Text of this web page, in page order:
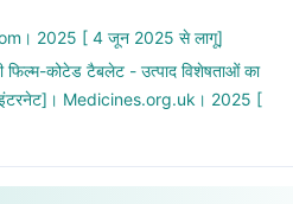
2025 [ 4 जून 2025 से लागू]
फिल्म-कोटेड टैबलेट - उत्पाद विशेषताओं का
[इंटरनेट]। Medicines.org.uk। 2025 [